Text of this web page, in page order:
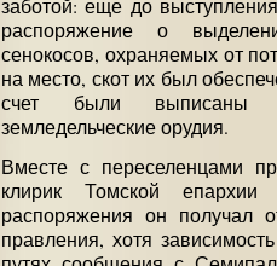
заботой: еще до
распоряжение о
сенокосов, охраняемых от
на место, скот их был
счет были выписаны
земледельческие орудия.
Вместе с переселенцами
клирик Томской
распоряжения он получал
правления, хотя